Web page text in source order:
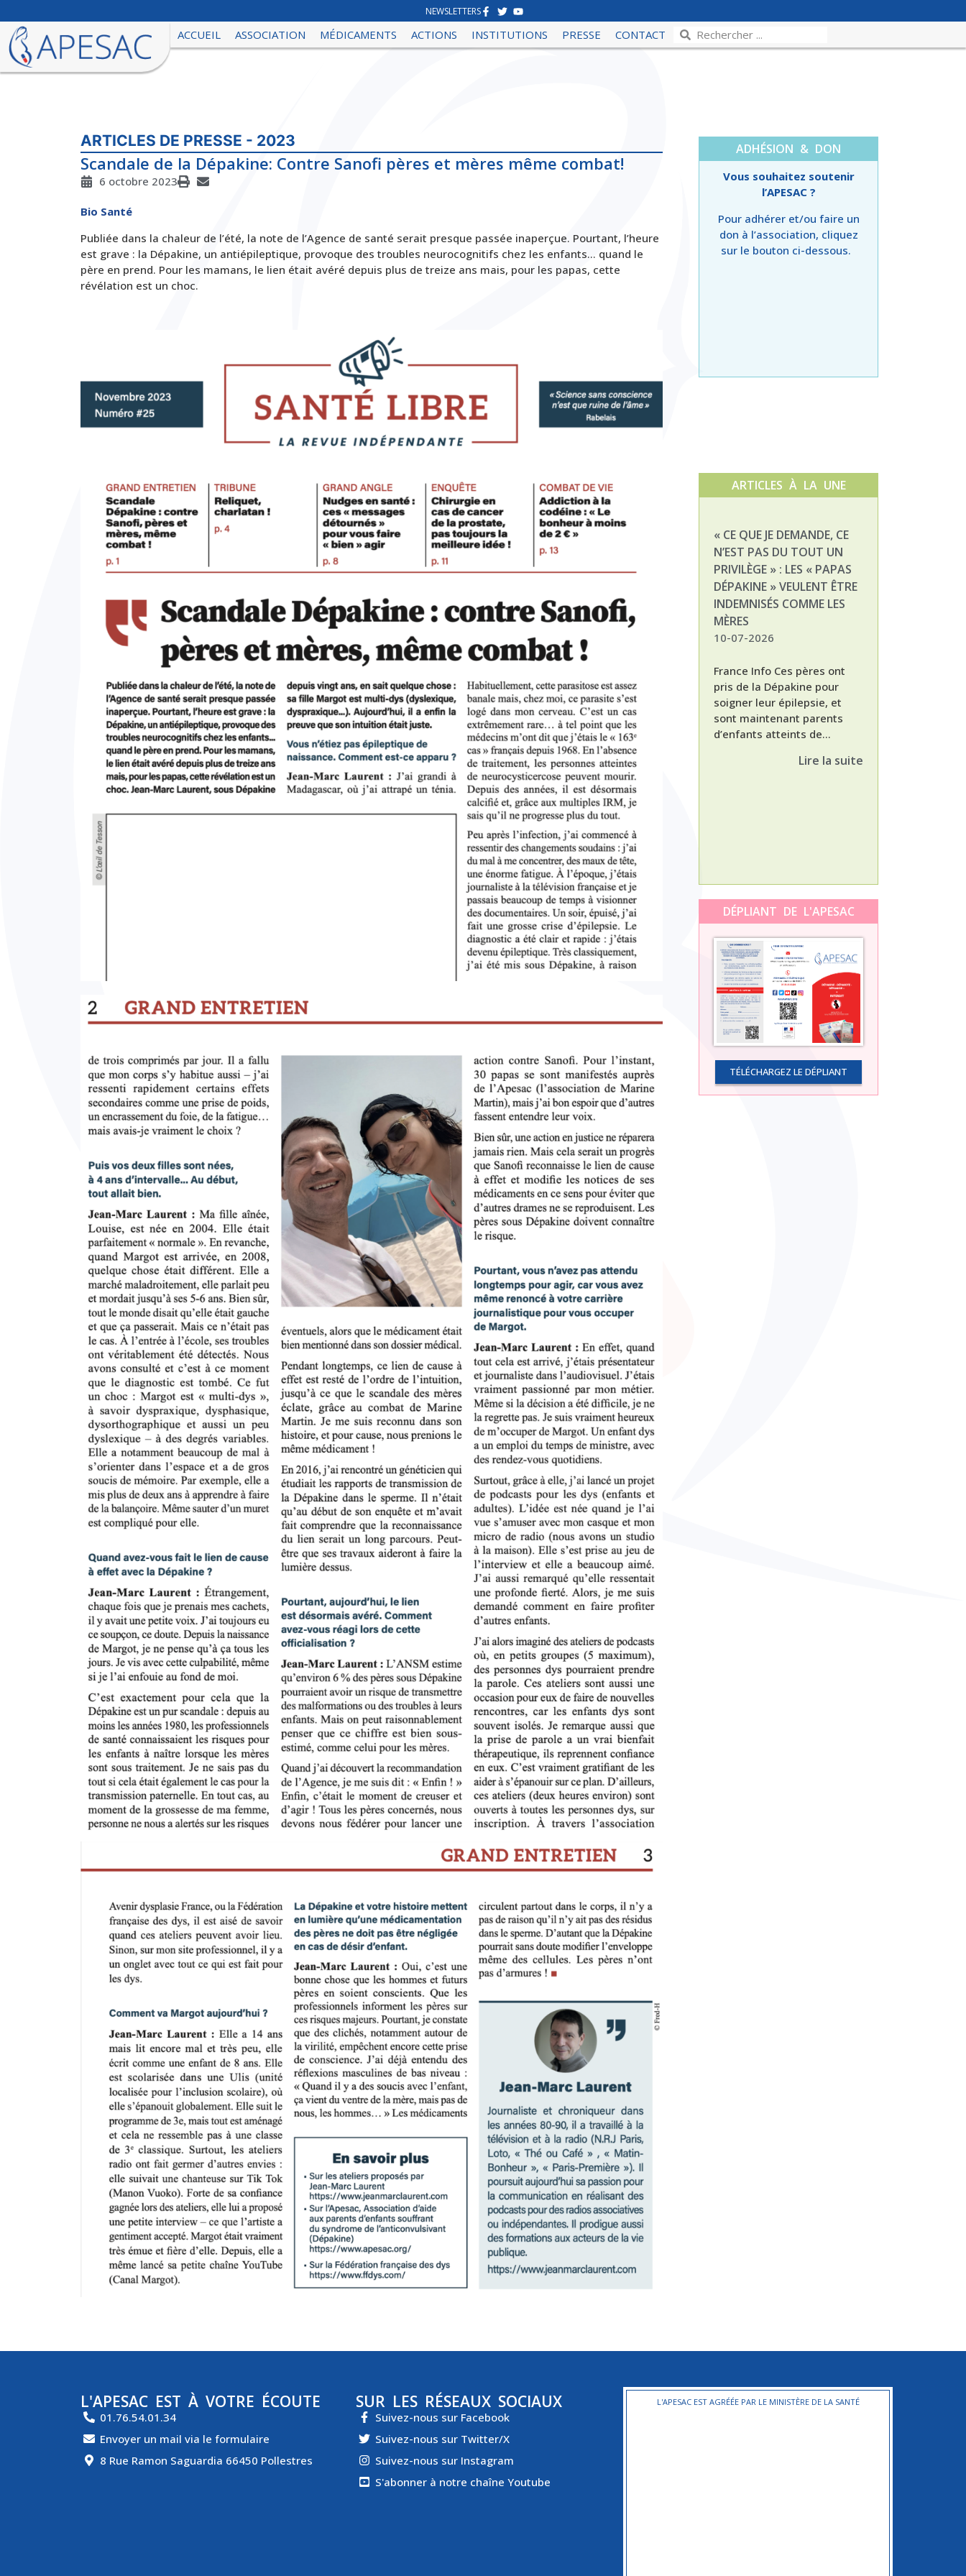
NEWSLETTERS
ACCUEIL ASSOCIATION MÉDICAMENTS ACTIONS INSTITUTIONS PRESSE CONTACT
ARTICLES DE PRESSE - 2023
Scandale de la Dépakine: Contre Sanofi pères et mères même combat!
6 octobre 2023
Bio Santé
Publiée dans la chaleur de l’été, la note de l’Agence de santé serait presque passée inaperçue. Pourtant, l’heure
est grave : la Dépakine, un antiépileptique, provoque des troubles neurocognitifs chez les enfants… quand le
père en prend. Pour les mamans, le lien était avéré depuis plus de treize ans mais, pour les papas, cette
révélation est un choc.
ADHÉSION & DON
Vous souhaitez soutenir
l’APESAC ?
Pour adhérer et/ou faire un
don à l’association, cliquez
sur le bouton ci-dessous.
ARTICLES À LA UNE
« CE QUE JE DEMANDE, CE
N’EST PAS DU TOUT UN
PRIVILÈGE » : LES « PAPAS
DÉPAKINE » VEULENT ÊTRE
INDEMNISÉS COMME LES
MÈRES
10-07-2026
France Info Ces pères ont
pris de la Dépakine pour
soigner leur épilepsie, et
sont maintenant parents
d’enfants atteints de...
Lire la suite
DÉPLIANT DE L'APESAC
TÉLÉCHARGEZ LE DÉPLIANT
L'APESAC EST À VOTRE ÉCOUTE
01.76.54.01.34
Envoyer un mail via le formulaire
8 Rue Ramon Saguardia 66450 Pollestres
SUR LES RÉSEAUX SOCIAUX
Suivez-nous sur Facebook
Suivez-nous sur Twitter/X
Suivez-nous sur Instagram
S'abonner à notre chaîne Youtube
L'APESAC EST AGRÉÉE PAR LE MINISTÈRE DE LA SANTÉ